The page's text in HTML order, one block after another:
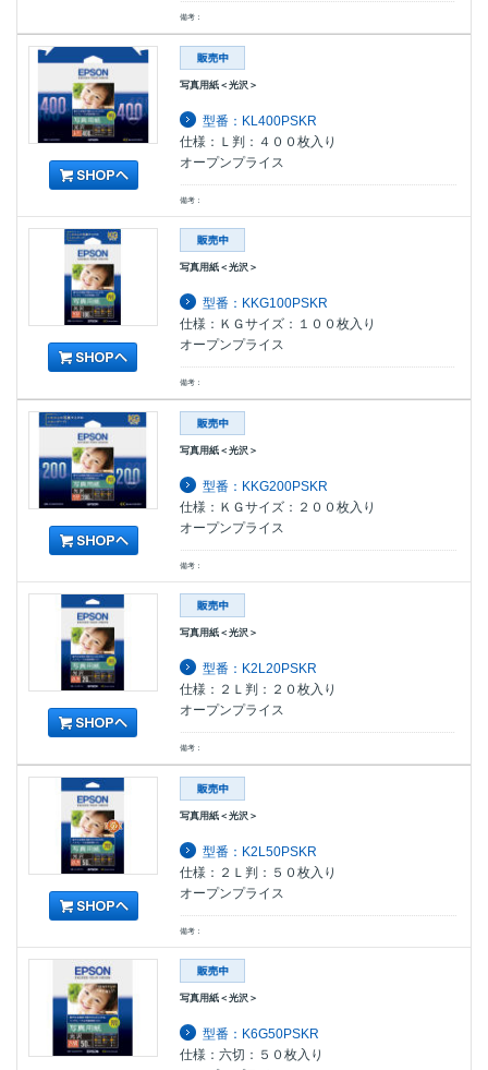
備考：
写真用紙＜光沢＞
型番：KL400PSKR
仕様：Ｌ判：４００枚入り
オープンプライス
備考：
写真用紙＜光沢＞
型番：KKG100PSKR
仕様：ＫＧサイズ：１００枚入り
オープンプライス
備考：
写真用紙＜光沢＞
型番：KKG200PSKR
仕様：ＫＧサイズ：２００枚入り
オープンプライス
備考：
写真用紙＜光沢＞
型番：K2L20PSKR
仕様：２Ｌ判：２０枚入り
オープンプライス
備考：
写真用紙＜光沢＞
型番：K2L50PSKR
仕様：２Ｌ判：５０枚入り
オープンプライス
備考：
写真用紙＜光沢＞
型番：K6G50PSKR
仕様：六切：５０枚入り